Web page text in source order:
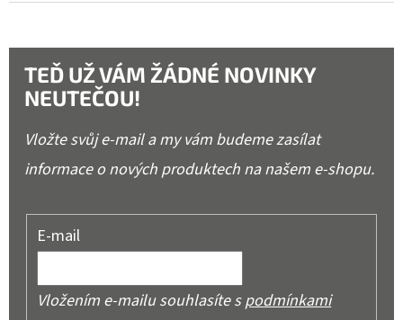
TEĎ UŽ VÁM ŽÁDNÉ NOVINKY
NEUTEČOU!
Vložte svůj e-mail a my vám budeme zasílat
informace o nových produktech na našem e-shopu.
E-mail
Vložením e-mailu souhlasíte spodmínkami